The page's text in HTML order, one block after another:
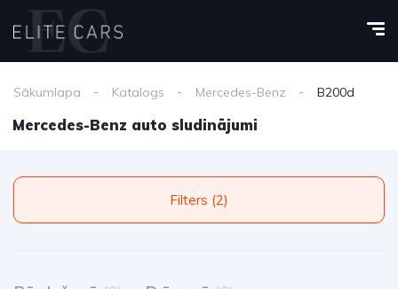
Sākumlapa Katalogs Mercedes-Benz B200d
Mercedes-Benz auto sludinājumi
Filters (2)